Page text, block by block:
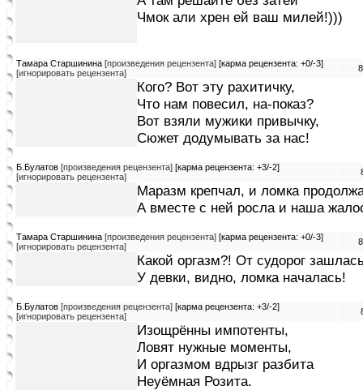
Чмок али хрен ей ваш милей!)))
Тамара Старшинина [произведения рецензента] [карма рецензента: +0/-3]
[игнорировать рецензента]
Кого? Вот эту рахитичку,
Что нам повесил, на-показ?
Вот взяли мужики привычку,
Сюжет додумывать за нас!
Б.Булатов [произведения рецензента] [карма рецензента: +3/-2]
[игнорировать рецензента]
Маразм крепчал, и ломка
А вместе с ней росла и наша
Тамара Старшинина [произведения рецензента] [карма рецензента: +0/-3]
[игнорировать рецензента]
Какой оргазм?! От судорог
У девки, видно, ломка началась!
Б.Булатов [произведения рецензента] [карма рецензента: +3/-2]
[игнорировать рецензента]
Изощрённы импотенты,
Ловят нужные моменты,
И оргазмом вдрызг разбита
Неуёмная Розита.